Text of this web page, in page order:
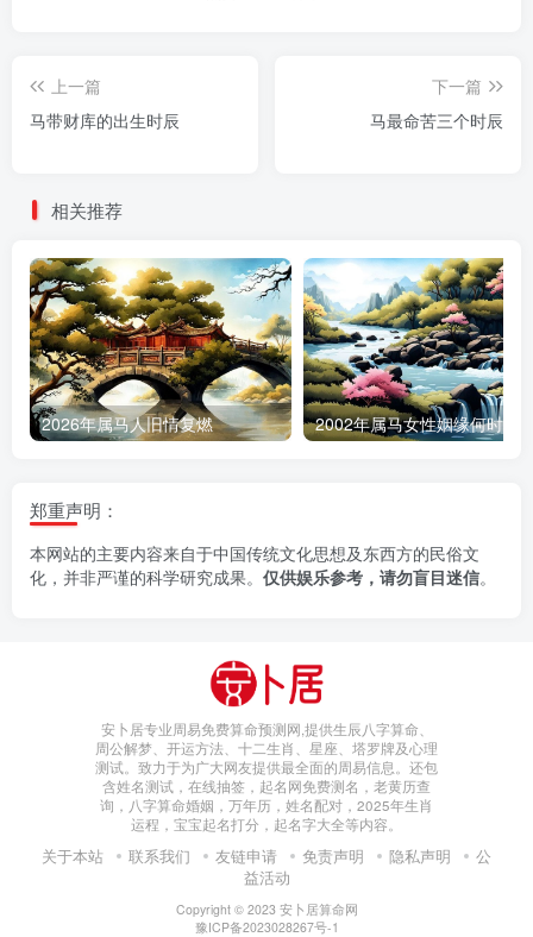
上一篇
马带财库的出生时辰
下一篇
马最命苦三个时辰
相关推荐
2026年属马人旧情复燃 2002年属马女性姻缘何时降
郑重声明：
本网站的主要内容来自于中国传统文化思想及东西方的民俗文
化，并非严谨的科学研究成果。 仅供娱乐参考，请勿盲目迷信。
安卜居专业周易免费算命预测网,提供生辰八字算命、
周公解梦、开运方法、十二生肖、星座、塔罗牌及心理
测试。致力于为广大网友提供最全面的周易信息。还包
含姓名测试，在线抽签，起名网免费测名，老黄历查
询，八字算命婚姻，万年历，姓名配对，2025年生肖
运程，宝宝起名打分，起名字大全等内容。
关于本站 联系我们 友链申请 免责声明 隐私声明
公
益活动
Copyright © 2023 安卜居算命网
豫ICP备2023028267号-1